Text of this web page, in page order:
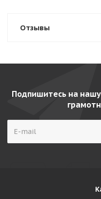
Отзывы
Подпишитесь на нашу